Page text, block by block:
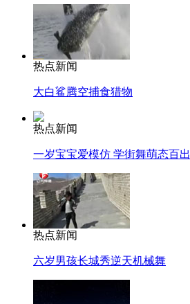
热点新闻
大白鲨腾空捕食猎物
热点新闻
一岁宝宝爱模仿 学街舞萌态百出
热点新闻
六岁男孩长城秀逆天机械舞